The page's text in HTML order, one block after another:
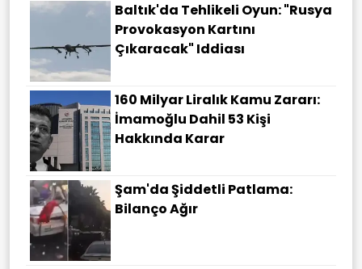
Baltık'da Tehlikeli Oyun: "Rusya
Provokasyon Kartını
Çıkaracak" Iddiası
160 Milyar Liralık Kamu Zararı:
İmamoğlu Dahil 53 Kişi
Hakkında Karar
Şam'da Şiddetli Patlama:
Bilanço Ağır